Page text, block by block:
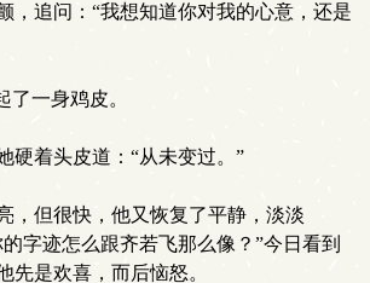
，追问：“我想知道你对我的心意，还是
一身鸡皮。
硬着头皮道：“从未变过。”
，但很快，他又恢复了平静，淡淡
字迹怎么跟齐若飞那么像？”今日看到
先是欢喜，而后恼怒。